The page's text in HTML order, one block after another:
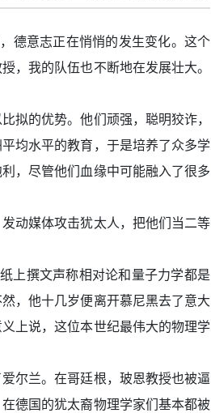
德意志正在悄悄的发生变化。这个
，我的队伍也不断地在发展壮大。
的优势。他们顽强，聪明狡诈，
均水平的教育，于是培养了众多学
，尽管他们血缘中可能融入了很多
动媒体攻击犹太人，把他们当二等
撰文声称相对论和量子力学都是
，他十几岁便离开慕尼黑去了意大
上说，这位本世纪最伟大的物理学
尔兰。在哥廷根，玻恩教授也被逼
德国的犹太裔物理学家们基本都被